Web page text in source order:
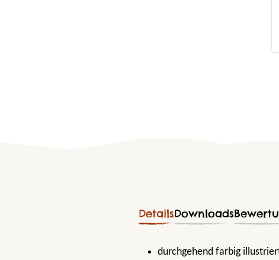
DetailsDownloads
durchgehend farbig